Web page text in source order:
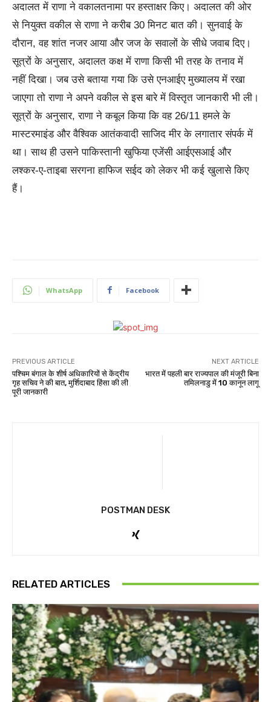
अदालत में राणा ने वकालतनामा पर हस्ताक्षर किए। अदालत की ओर
से नियुक्त वकील से राणा ने करीब 30 मिनट बात की। सुनवाई के
दौरान, वह शांत नजर आया और जज के सवालों के सीधे जवाब दिए।
सूत्रों के अनुसार, अदालत कक्ष में राणा किसी भी तरह के तनाव में
नहीं दिखा। जब उसे बताया गया कि उसे एनआईए मुख्यालय में रखा
जाएगा तो राणा ने अपने वकील से इस बारे में विस्तृत जानकारी भी ली।
सूत्रों के अनुसार, राणा ने कबूल किया कि वह 26/11 हमले के
मास्टरमाइंड और वैश्विक आतंकवादी साजिद मीर के लगातार संपर्क में
था। साथ ही उसने पाकिस्तानी खुफिया एजेंसी आईएसआई और
लश्कर-ए-ताइबा सरगना हाफिज सईद को लेकर भी कई खुलासे किए
हैं।
WhatsApp Facebook
PREVIOUS ARTICLE
पश्चिम बंगाल के शीर्ष अधिकारियों से केंद्रीय
गृह सचिव ने की बात, मुर्शिदाबाद हिंसा की ली
पूरी जानकारी
NEXT ARTICLE
भारत में पहली बार राज्यपाल की मंजूरी बिना
तमिलनाडु में 10 कानून लागू
POSTMAN DESK
RELATED ARTICLES